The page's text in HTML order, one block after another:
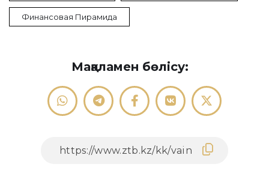
Финансовая Пирамида
Мақаламен бөлісу: